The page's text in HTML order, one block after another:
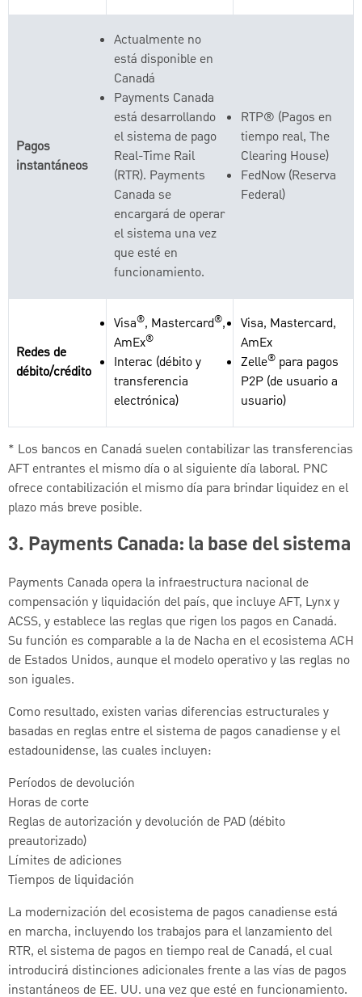
Pagos
instantáneos
Actualmente no
está disponible en
Canadá
Payments Canada
está desarrollando
el sistema de pago
Real-Time Rail
(RTR). Payments
Canada se
encargará de operar
el sistema una vez
que esté en
funcionamiento.
RTP® (Pagos en
tiempo real, The
Clearing House)
FedNow (Reserva
Federal)
Redes de
débito/crédito
Visa®, Mastercard®,
AmEx®
Interac (débito y
transferencia
electrónica)
Visa, Mastercard,
AmEx
Zelle® para pagos
P2P (de usuario a
usuario)
* Los bancos en Canadá suelen contabilizar las transferencias
AFT entrantes el mismo día o al siguiente día laboral. PNC
ofrece contabilización el mismo día para brindar liquidez en el
plazo más breve posible.
3.Payments Canada: la base del sistema
Payments Canada opera la infraestructura nacional de
compensación y liquidación del país, que incluye AFT, Lynx y
ACSS, y establece las reglas que rigen los pagos en Canadá.
Su función es comparable a la de Nacha en el ecosistema ACH
de Estados Unidos, aunque el modelo operativo y las reglas no
son iguales.
Como resultado, existen varias diferencias estructurales y
basadas en reglas entre el sistema de pagos canadiense y el
estadounidense, las cuales incluyen:
Períodos de devolución
Horas de corte
Reglas de autorización y devolución de PAD (débito
preautorizado)
Límites de adiciones
Tiempos de liquidación
La modernización del ecosistema de pagos canadiense está
en marcha, incluyendo los trabajos para el lanzamiento del
RTR, el sistema de pagos en tiempo real de Canadá, el cual
introducirá distinciones adicionales frente a las vías de pagos
instantáneos de EE. UU. una vez que esté en funcionamiento.